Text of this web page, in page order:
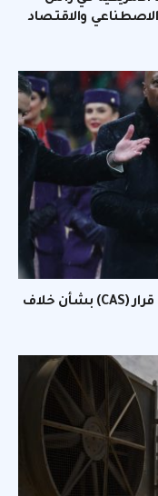
والاقتصاد
رئيس الاتحاد الأفريقي لكرة القدم يحترم قرار (CAS) بشأن خلاف